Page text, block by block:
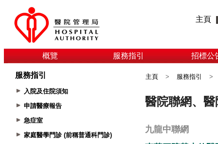
主頁
概覽 服務指引 招標公
服務指引
入院及住院須知
申請醫療報告
急症室
家庭醫學門診 (前稱普通科門診)
主頁 > 服務指引 >